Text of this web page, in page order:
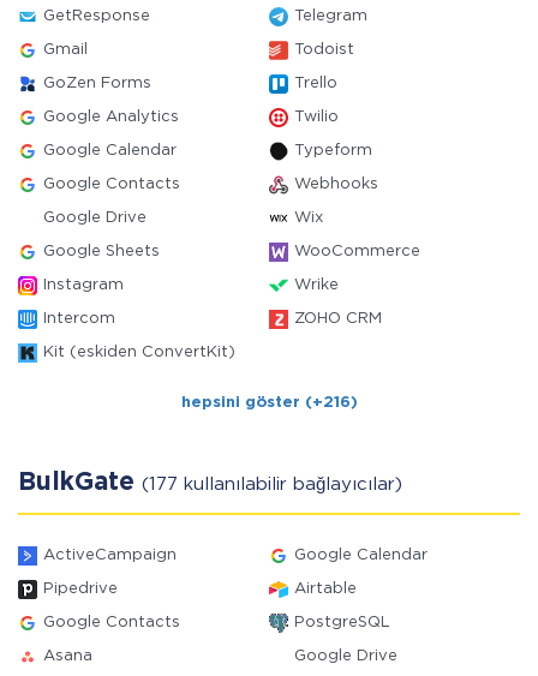
GetResponse Telegram
Gmail Todoist
GoZen Forms Trello
Google Analytics Twilio
Google Calendar Typeform
Google Contacts Webhooks
Google Drive Wix
Google Sheets WooCommerce
Instagram Wrike
Intercom ZOHO CRM
Kit (eskiden ConvertKit)
hepsini göster (+216)
BulkGate (177 kullanılabilir bağlayıcılar)
ActiveCampaign Google Calendar
Pipedrive Airtable
Google Contacts PostgreSQL
Asana Google Drive